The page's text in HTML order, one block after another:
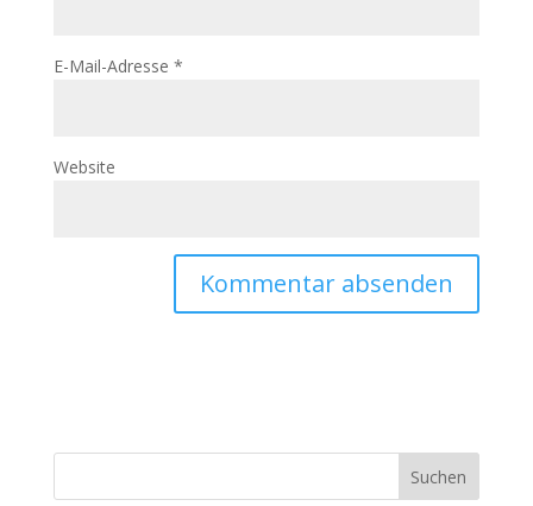
E-Mail-Adresse *
Website